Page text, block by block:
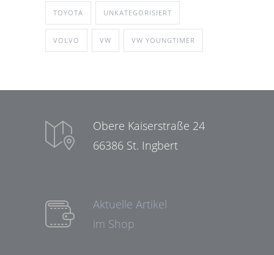
TOYOTA UNKATEGORISIERT
VOLVO VW VW YOUNGTIMER
Obere Kaiserstraße 24
66386 St. Ingbert
Aktuelle Artikel
im Shop